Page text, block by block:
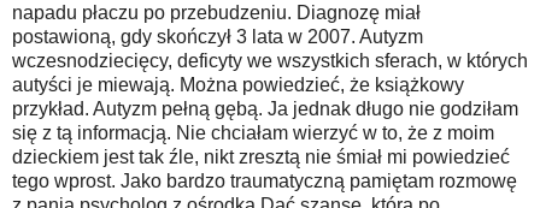
napadu płaczu po przebudzeniu. Diagnozę miał
postawioną, gdy skończył 3 lata w 2007. Autyzm
wczesnodziecięcy, deficyty we wszystkich sferach, w których
autyści je miewają. Można powiedzieć, że książkowy
przykład. Autyzm pełną gębą. Ja jednak długo nie godziłam
się z tą informacją. Nie chciałam wierzyć w to, że z moim
dzieckiem jest tak źle, nikt zresztą nie śmiał mi powiedzieć
tego wprost. Jako bardzo traumatyczną pamiętam rozmowę